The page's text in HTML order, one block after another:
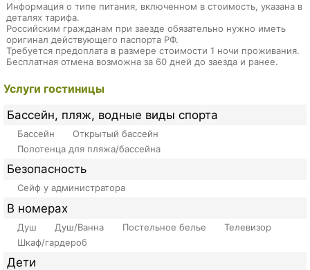
Информация о типе питания, включенном в стоимость, указана в
деталях тарифа.
Российским гражданам при заезде обязательно нужно иметь
оригинал действующего паспорта РФ.
Требуется предоплата в размере стоимости 1 ночи проживания.
Бесплатная отмена возможна за 60 дней до заезда и ранее.
Услуги гостиницы
Бассейн, пляж, водные виды спорта
Бассейн
Открытый бассейн
Полотенца для пляжа/бассейна
Безопасность
Сейф у администратора
В номерах
Душ Душ/Ванна Постельное белье
Телевизор
Шкаф/гардероб
Дети